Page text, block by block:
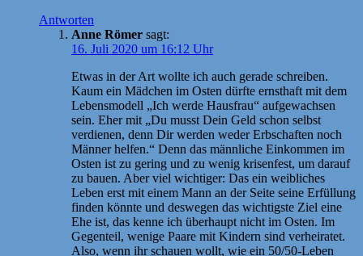
Antworten
Anne Römer sagt:
16. Juli 2020 um 16:12 Uhr
Etwas in der Art wollte ich auch gerade schreiben.
Kaum ein Mädchen im Osten dürfte ernsthaft mit dem
Lebensmodell „Ich werde Hausfrau“ aufgewachsen
sein. Eher mit „Du musst Dein Geld schon selbst
verdienen, denn Dir werden weder Erbschaften noch
Männer helfen.“ Denn das männliche Einkommen im
Osten ist zu gering und zu wenig krisenfest, um darauf
zu bauen. Aber viel wichtiger: Das ein weibliches
Leben erst mit einem Mann an der Seite seine Erfüllung
finden könnte und deswegen das wichtigste Ziel eine
Ehe ist, das kenne ich überhaupt nicht im Osten. Im
Gegenteil, wenige Paare mit Kindern sind verheiratet.
Also, wenn ihr schauen wollt, wie ein 50/50-Leben